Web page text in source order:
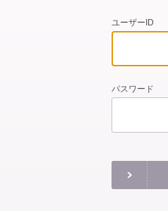
ユーザーID
パスワード